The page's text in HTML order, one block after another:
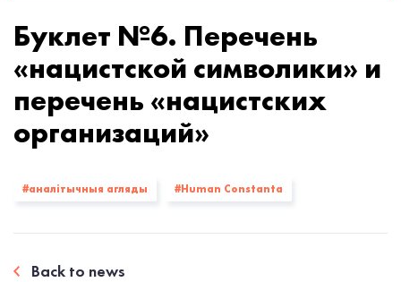
Буклет №6. Перечень
«‎нацистской символики» и
перечень «‎нацистских
организаций»
#аналітычныя агляды #Human Constanta
Back to news